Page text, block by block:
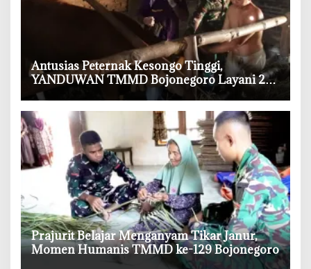
‎Antusias Peternak Kesongo Tinggi,
YANDUWAN TMMD Bojonegoro Layani 278
Ternak
‎Prajurit Belajar Menganyam Tikar Janur,
Momen Humanis TMMD ke-129 Bojonegoro